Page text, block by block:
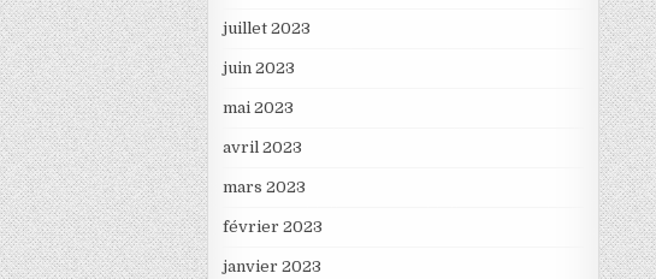
juillet 2023
juin 2023
mai 2023
avril 2023
mars 2023
février 2023
janvier 2023